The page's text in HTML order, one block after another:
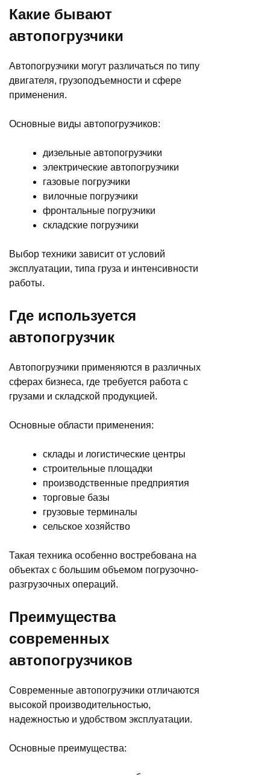
Какие бывают
автопогрузчики
Автопогрузчики могут различаться по типу
двигателя, грузоподъемности и сфере
применения.
Основные виды автопогрузчиков:
дизельные автопогрузчики
электрические автопогрузчики
газовые погрузчики
вилочные погрузчики
фронтальные погрузчики
складские погрузчики
Выбор техники зависит от условий
эксплуатации, типа груза и интенсивности
работы.
Где используется
автопогрузчик
Автопогрузчики применяются в различных
сферах бизнеса, где требуется работа с
грузами и складской продукцией.
Основные области применения:
склады и логистические центры
строительные площадки
производственные предприятия
торговые базы
грузовые терминалы
сельское хозяйство
Такая техника особенно востребована на
объектах с большим объемом погрузочно-
разгрузочных операций.
Преимущества
современных
автопогрузчиков
Современные автопогрузчики отличаются
высокой производительностью,
надежностью и удобством эксплуатации.
Основные преимущества: